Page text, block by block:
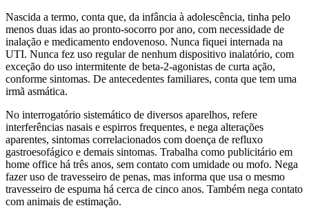
Nascida a termo, conta que, da infância à adolescência, tinha pelo
menos duas idas ao pronto-socorro por ano, com necessidade de
inalação e medicamento endovenoso. Nunca fiquei internada na
UTI. Nunca fez uso regular de nenhum dispositivo inalatório, com
exceção do uso intermitente de beta-2-agonistas de curta ação,
conforme sintomas. De antecedentes familiares, conta que tem uma
irmã asmática.
No interrogatório sistemático de diversos aparelhos, refere
interferências nasais e espirros frequentes, e nega alterações
aparentes, sintomas correlacionados com doença de refluxo
gastroesofágico e demais sintomas. Trabalha como publicitário em
home office há três anos, sem contato com umidade ou mofo. Nega
fazer uso de travesseiro de penas, mas informa que usa o mesmo
travesseiro de espuma há cerca de cinco anos. Também nega contato
com animais de estimação.